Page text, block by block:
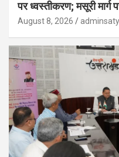
पर ध्वस्तीकरण; मसूरी मार्ग
August 8, 2026